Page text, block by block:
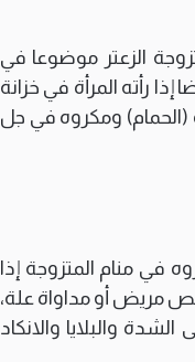
الزعتر موضوعا في
رأته المرأة في خزانة
(الحمام) ومكروه في جل
في منام المتزوجة إذا
مريض أو مداواة علة،
والبلايا والانكاد